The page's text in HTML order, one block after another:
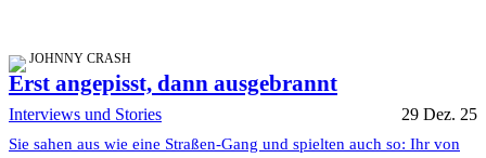
JOHNNY CRASH
Erst angepisst, dann ausgebrannt
Interviews und Stories 29 Dez. 25
Sie sahen aus wie eine Straßen-Gang und spielten auch so: Ihr von